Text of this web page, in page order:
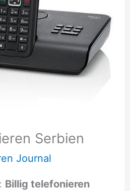
Serbien
Journal
Billig telefonieren